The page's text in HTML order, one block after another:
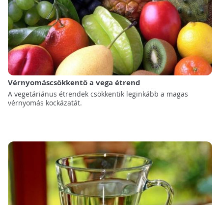
Vérnyomáscsökkentő a vega étrend
A vegetáriánus étrendek csökkentik leginkább a magas
vérnyomás kockázatát.